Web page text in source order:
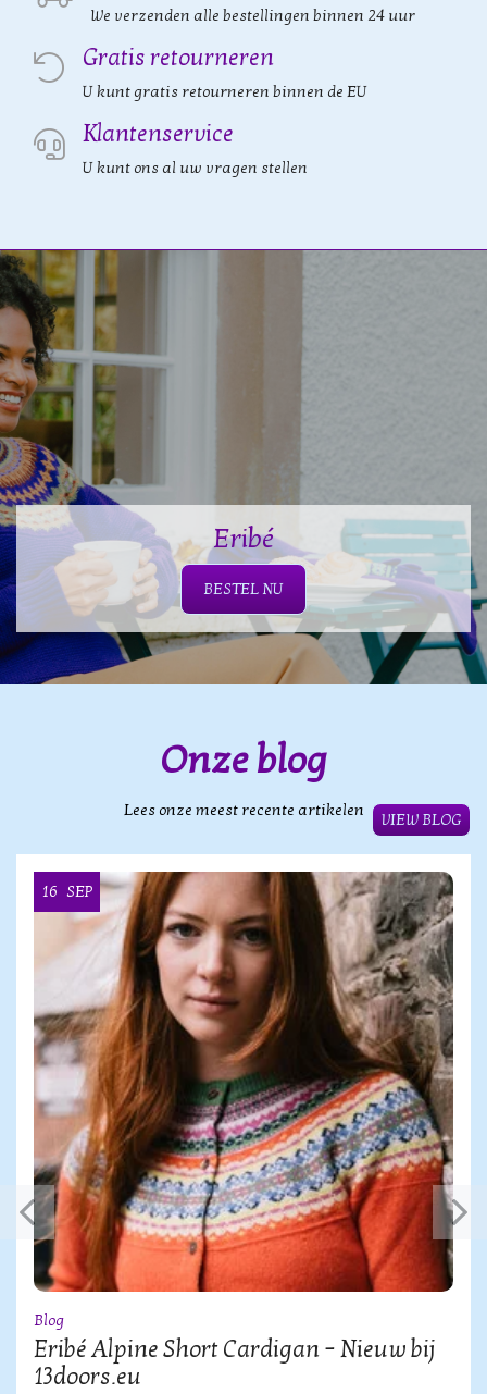
We verzenden alle bestellingen binnen 24 uur
Gratis retourneren
U kunt gratis retourneren binnen de EU
Klantenservice
U kunt ons al uw vragen stellen
Eribé
BESTEL NU
Onze blog
Lees onze meest recente artikelen
VIEW BLOG
16 SEP
Blog
Eribé Alpine Short Cardigan – Nieuw bij
13doors.eu